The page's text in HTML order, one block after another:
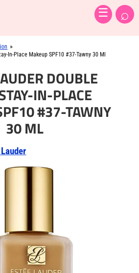
☰ ⌕
»
In-Place Makeup SPF10 #37-Tawny 30 Ml
DOUBLE
IN-PLACE
#37-TAWNY
30 ML